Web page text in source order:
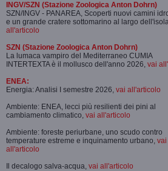
INGV/SZN (Stazione Zoologica Anton Dohrn)
SZN/INGV - PANAREA, Scoperti nuovi camini
e un grande cratere sottomarino al largo
all'articolo
SZN (Stazione Zoologica Anton Dohrn)
La lumaca vampiro del Mediterraneo CUMIA
INTERTEXTA è il mollusco dell'anno 2026, vai
ENEA:
Energia: Analisi I semestre 2026, vai all'articolo
Ambiente: ENEA, lecci più resilienti dei pini al
cambiamento climatico, vai all'articolo
Ambiente: foreste periurbane, uno scudo contro
temperature estreme e inquinamento urbano, vai
all'articolo
Il decalogo salva-acqua, vai all'articolo